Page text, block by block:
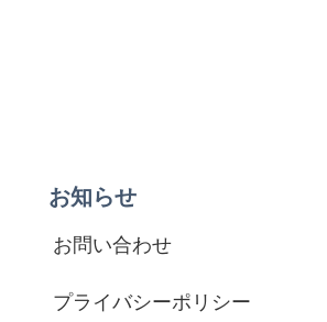
お知らせ
お問い合わせ
プライバシーポリシー